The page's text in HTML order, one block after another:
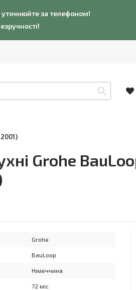
уточнюйте за телефоном!
Grohe
Grohe
BauLoop
Німеччина
72 міс